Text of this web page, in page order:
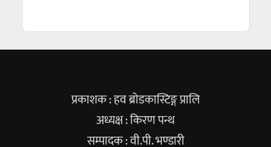
प्रकाशक : हव ब्रोडकास्टिङ्ग प्रालि
अध्यक्ष : किरण पन्थ
सम्पादक : वी.पी. भण्डारी